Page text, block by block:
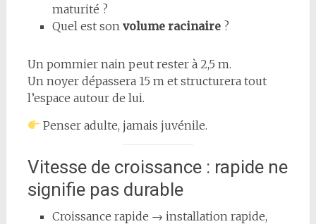
maturité ?
Quel est son volume racinaire?
Un pommier nain peut rester à 2,5 m.
Un noyer dépassera 15 m et structurera tout
l’espace autour de lui.
Penser adulte, jamais juvénile.
Vitesse de croissance : rapide ne
signifie pas durable
Croissance rapide → installation rapide,